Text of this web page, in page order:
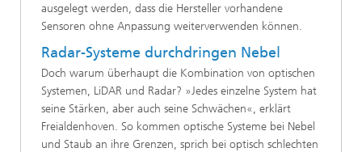
ausgelegt werden, dass die Hersteller vorhandene
Sensoren ohne Anpassung weiterverwenden können.
Radar-Systeme durchdringen Nebel
Doch warum überhaupt die Kombination von optischen
Systemen, LiDAR und Radar? »Jedes einzelne System hat
seine Stärken, aber auch seine Schwächen«, erklärt
Freialdenhoven. So kommen optische Systeme bei Nebel
und Staub an ihre Grenzen, sprich bei optisch schlechten